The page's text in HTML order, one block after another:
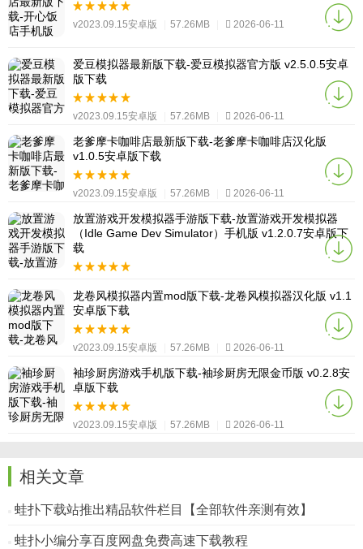
v2023.09.15安卓版 57.26MB 2026-06-11
爱豆模拟器最新版下载-爱豆模拟器官方版 v2.5.0.5安卓
版下载
v2023.09.15安卓版 57.26MB 2026-06-11
老爹摩卡咖啡店最新版下载-老爹摩卡咖啡店汉化版
v1.0.5安卓版下载
v2023.09.15安卓版 57.26MB 2026-06-11
放置游戏开发模拟器手游版下载-放置游戏开发模拟器
（Idle Game Dev Simulator）手机版 v1.2.0.7安卓版下
载
龙卷风模拟器内置mod版下载-龙卷风模拟器汉化版 v1.1
安卓版下载
v2023.09.15安卓版 57.26MB 2026-06-11
袖珍厨房游戏手机版下载-袖珍厨房无限金币版 v0.2.8安
卓版下载
v2023.09.15安卓版 57.26MB 2026-06-11
相关文章
蛙扑下载站推出精品软件栏目【全部软件亲测有效】
蛙扑小编分享百度网盘免费高速下载教程